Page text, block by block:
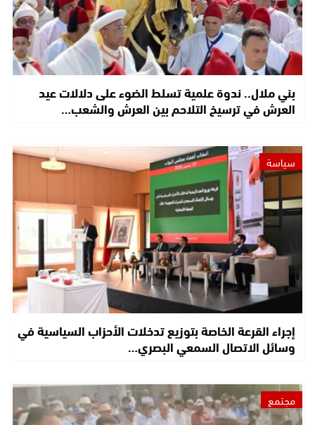
بني ملال.. ندوة علمية تسلط الضوء على دلالات عيد
العرش في ترسيخ التلاحم بين العرش والشعب…
سياسة
إجراء القرعة الخاصة بتوزيع تدخلات الأحزاب السياسية في
وسائل الاتصال السمعي البصري…
مجتمع